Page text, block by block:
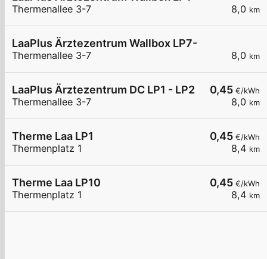
8,0 km
Thermenallee 3-7
8,0 km
LaaPlus Ärztezentrum Wallbox LP7-12
Thermenallee 3-7
0,45 €/kWh
8,0 km
LaaPlus Ärztezentrum DC LP1 - LP2
Thermenallee 3-7
0,45 €/kWh
8,4 km
Therme Laa LP1
Thermenplatz 1
0,45 €/kWh
8,4 km
Therme Laa LP10
Thermenplatz 1